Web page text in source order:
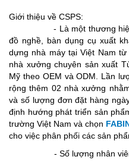
Giới thiệu về CSPS:
- Là một thương hiệu
đồ nghề, bàn dụng cụ xuất
dựng nhà máy tại Việt Nam
nhà xưởng chuyên sản xuất
Mỹ theo OEM và ODM. Lần
rộng thêm 02 nhà xưởng
và số lượng đơn đặt hàng
định hướng phát triển sản
trường Việt Nam và chọn
cho việc phân phối các sản
- Số lượng nhân viên: